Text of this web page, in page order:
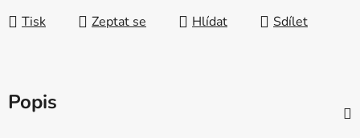
Tisk Zeptat se Hlídat Sdílet
Popis